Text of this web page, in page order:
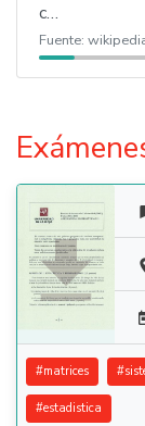
c…
Fuente:

#matrices #
#estadistica